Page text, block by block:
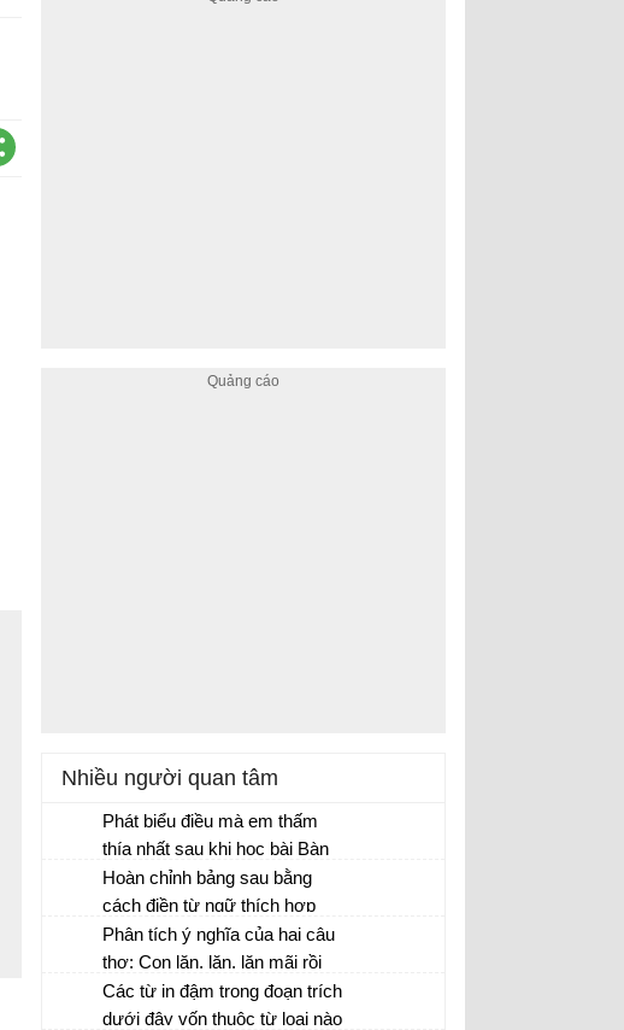
Nhiều người quan tâm
Phát biểu điều mà em thấm
thía nhất sau khi học bài Bàn
về đọc sách.
Hoàn chỉnh bảng sau bằng
cách điền từ ngữ thích hợp
vào chỗ trống trong ngoặc đơn
để thấy được công dụng của
thành phần gọi – đáp và thành
phần phụ chú:
Phân tích ý nghĩa của hai câu
thơ: Con lăn, lăn, lăn mãi rồi
sẽ cười vang vỡ tan vào lòng
mẹ. Và không ai trên thế gian
Các từ in đậm trong đoạn trích
dưới đây vốn thuộc từ loại nào